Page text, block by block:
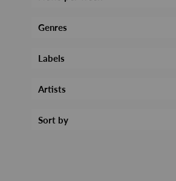
Genres
Labels
Artists
Sort by